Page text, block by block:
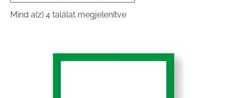
Mind a(z) 4 találat megjelenítveSorted